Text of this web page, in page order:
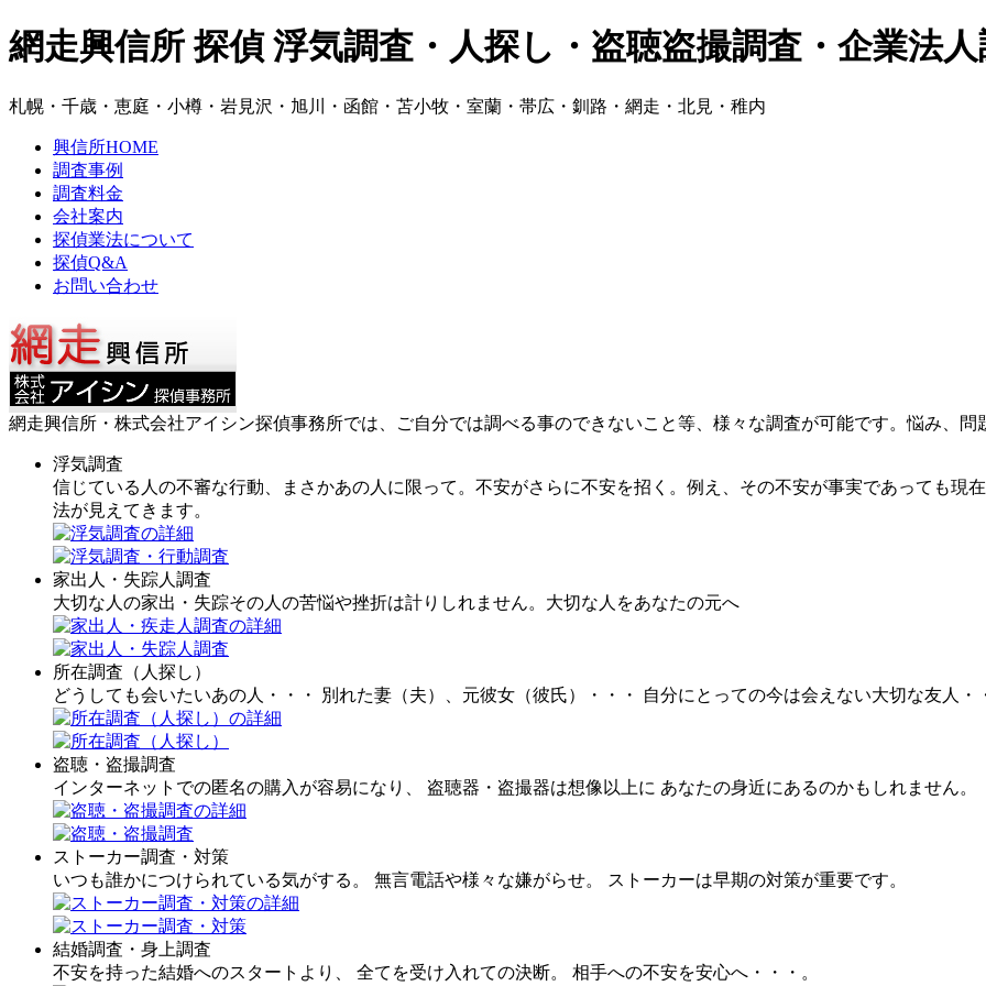
網走興信所 探偵 浮気調査・人探し・盗聴盗撮調査・企業法
札幌・千歳・恵庭・小樽・岩見沢・旭川・函館・苫小牧・室蘭・帯広・釧路・網走・北見・稚内
興信所HOME
調査事例
調査料金
会社案内
探偵業法について
探偵Q&A
お問い合わせ
網走興信所・株式会社アイシン探偵事務所では、ご自分では調べる事のできないこと等、様々な調査が可能です。悩み、
浮気調査
信じている人の不審な行動、まさかあの人に限って。不安がさらに不安を招く。例え、その不安が事実であっても現
法が見えてきます。
家出人・失踪人調査
大切な人の家出・失踪その人の苦悩や挫折は計りしれません。大切な人をあなたの元へ
所在調査（人探し）
どうしても会いたいあの人・・・ 別れた妻（夫）、元彼女（彼氏）・・・ 自分にとっての今は会えない大切な友人・
盗聴・盗撮調査
インターネットでの匿名の購入が容易になり、 盗聴器・盗撮器は想像以上に あなたの身近にあるのかもしれません。
ストーカー調査・対策
いつも誰かにつけられている気がする。 無言電話や様々な嫌がらせ。 ストーカーは早期の対策が重要です。
結婚調査・身上調査
不安を持った結婚へのスタートより、 全てを受け入れての決断。 相手への不安を安心へ・・・。